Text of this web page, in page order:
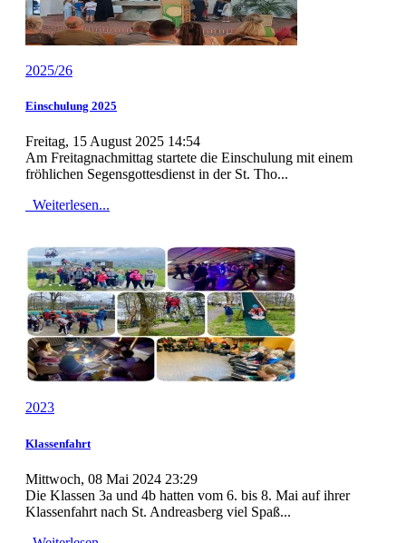
2025/26
Einschulung 2025
Freitag, 15 August 2025 14:54
Am Freitagnachmittag startete die Einschulung mit einem
fröhlichen Segensgottesdienst in der St. Tho...
Weiterlesen...
2023
Klassenfahrt
Mittwoch, 08 Mai 2024 23:29
Die Klassen 3a und 4b hatten vom 6. bis 8. Mai auf ihrer
Klassenfahrt nach St. Andreasberg viel Spaß...